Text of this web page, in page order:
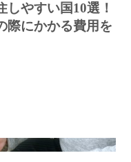
しやすい国10選！
際にかかる費用を